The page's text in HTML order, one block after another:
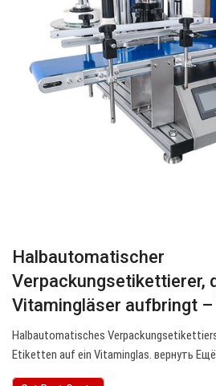
Halbautomatischer
Verpackungsetikettierer,
Vitamingläser aufbringt –
Halbautomatisches
Etiketten auf ein Vitaminglas. вернуть